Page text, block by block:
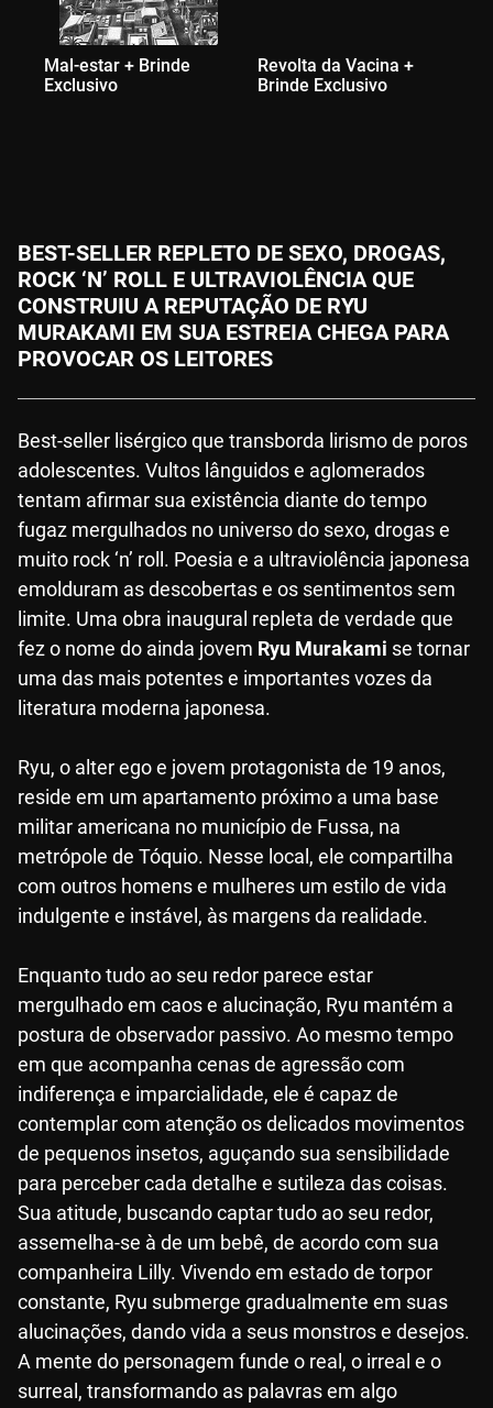
Mal-estar + Brinde
Exclusivo
Revolta da Vacina +
Brinde Exclusivo
BEST-SELLER REPLETO DE SEXO, DROGAS,
ROCK ‘N’ ROLL E ULTRAVIOLÊNCIA QUE
CONSTRUIU A REPUTAÇÃO DE RYU
MURAKAMI EM SUA ESTREIA CHEGA PARA
PROVOCAR OS LEITORES
Best-seller lisérgico que transborda lirismo de poros
adolescentes. Vultos lânguidos e aglomerados
tentam afirmar sua existência diante do tempo
fugaz mergulhados no universo do sexo, drogas e
muito rock ‘n’ roll. Poesia e a ultraviolência japonesa
emolduram as descobertas e os sentimentos sem
limite. Uma obra inaugural repleta de verdade que
fez o nome do ainda jovem Ryu Murakami se tornar
uma das mais potentes e importantes vozes da
literatura moderna japonesa.
Ryu, o alter ego e jovem protagonista de 19 anos,
reside em um apartamento próximo a uma base
militar americana no município de Fussa, na
metrópole de Tóquio. Nesse local, ele compartilha
com outros homens e mulheres um estilo de vida
indulgente e instável, às margens da realidade.
Enquanto tudo ao seu redor parece estar
mergulhado em caos e alucinação, Ryu mantém a
postura de observador passivo. Ao mesmo tempo
em que acompanha cenas de agressão com
indiferença e imparcialidade, ele é capaz de
contemplar com atenção os delicados movimentos
de pequenos insetos, aguçando sua sensibilidade
para perceber cada detalhe e sutileza das coisas.
Sua atitude, buscando captar tudo ao seu redor,
assemelha-se à de um bebê, de acordo com sua
companheira Lilly. Vivendo em estado de torpor
constante, Ryu submerge gradualmente em suas
alucinações, dando vida a seus monstros e desejos.
A mente do personagem funde o real, o irreal e o
surreal, transformando as palavras em algo